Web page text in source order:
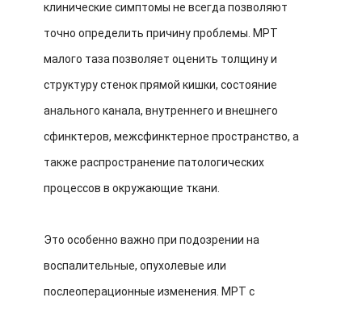
клинические симптомы не всегда позволяют
точно определить причину проблемы. МРТ
малого таза позволяет оценить толщину и
структуру стенок прямой кишки, состояние
анального канала, внутреннего и внешнего
сфинктеров, межсфинктерное пространство, а
также распространение патологических
процессов в окружающие ткани.
Это особенно важно при подозрении на
воспалительные, опухолевые или
послеоперационные изменения. МРТ с